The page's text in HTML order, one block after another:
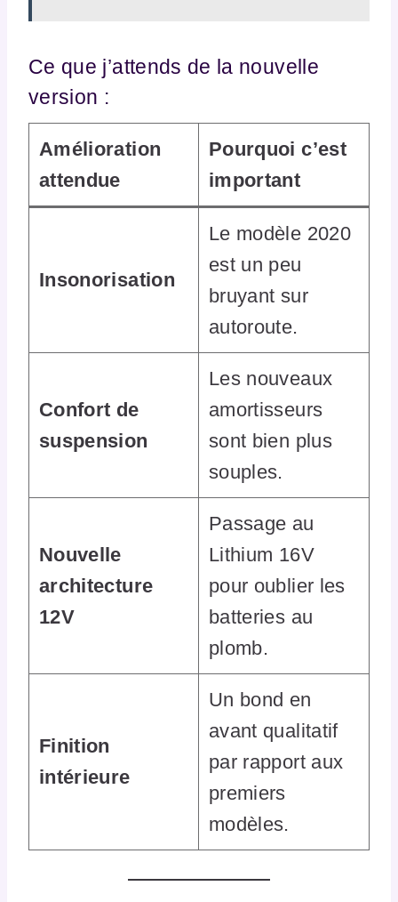
Ce que j’attends de la nouvelle
version :
Amélioration
attendue
Pourquoi c’est
important
Insonorisation
Le modèle 2020
est un peu
bruyant sur
autoroute.
Confort de
suspension
Les nouveaux
amortisseurs
sont bien plus
souples.
Nouvelle
architecture
12V
Passage au
Lithium 16V
pour oublier les
batteries au
plomb.
Finition
intérieure
Un bond en
avant qualitatif
par rapport aux
premiers
modèles.